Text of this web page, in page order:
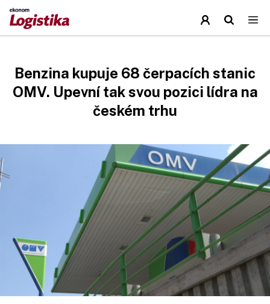
Benzina kupuje 68 čerpacích stanic
OMV. Upevní tak svou pozici lídra na
českém trhu